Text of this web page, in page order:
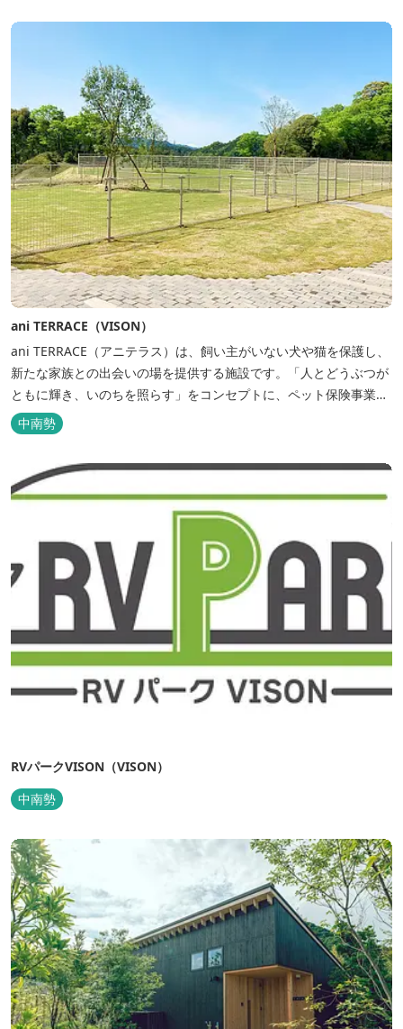
しみいただけ...
ani TERRACE（VISON）
ani TERRACE（アニテラス）は、飼い主がいない犬や猫を保護し、
新たな家族との出会いの場を提供する施設です。「人とどうぶつが
ともに輝き、いのちを照らす」をコンセプトに、ペット保険事業を
行うアニコムグループが運営します。また、本施設では、飼い主様
と一緒にVISONへ訪れたペットを一時的にお預かりするペットホテ
中南勢
RVパークVISON（VISON）
中南勢